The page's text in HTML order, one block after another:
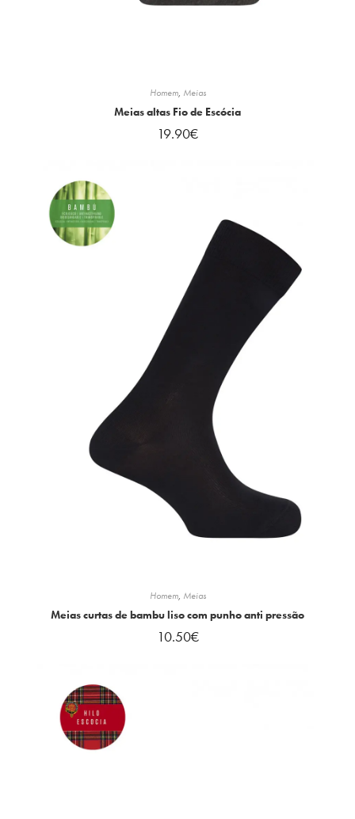
Homem, Meias
Meias altas Fio de Escócia
19.90€
Homem, Meias
Meias curtas de bambu liso com punho anti pressão
10.50€